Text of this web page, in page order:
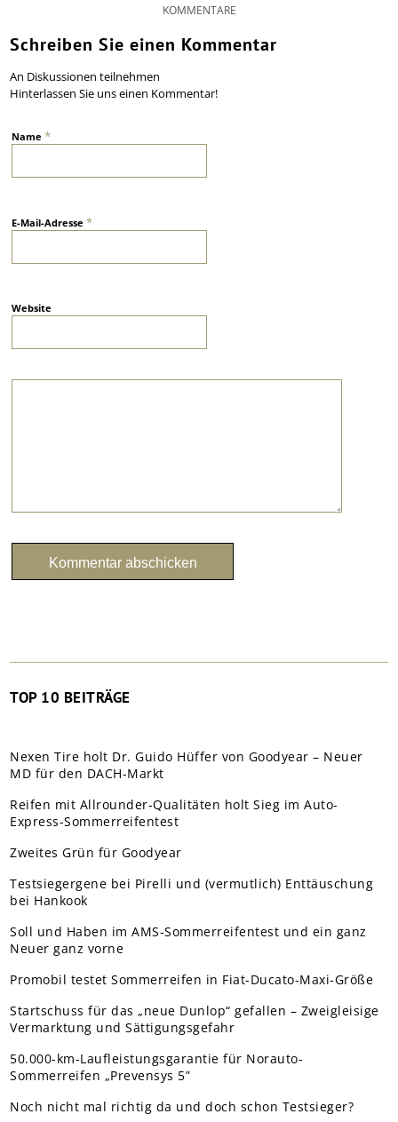
KOMMENTARE
Schreiben Sie einen Kommentar
An Diskussionen teilnehmen
Hinterlassen Sie uns einen Kommentar!
Name*
E-Mail-Adresse*
Website
TOP 10 BEITRÄGE
Nexen Tire holt Dr. Guido Hüffer von Goodyear – Neuer
MD für den DACH-Markt
Reifen mit Allrounder-Qualitäten holt Sieg im Auto-
Express-Sommerreifentest
Zweites Grün für Goodyear
Testsiegergene bei Pirelli und (vermutlich) Enttäuschung
bei Hankook
Soll und Haben im AMS-Sommerreifentest und ein ganz
Neuer ganz vorne
Promobil testet Sommerreifen in Fiat-Ducato-Maxi-Größe
Startschuss für das „neue Dunlop“ gefallen – Zweigleisige
Vermarktung und Sättigungsgefahr
50.000-km-Laufleistungsgarantie für Norauto-
Sommerreifen „Prevensys 5”
Noch nicht mal richtig da und doch schon Testsieger?